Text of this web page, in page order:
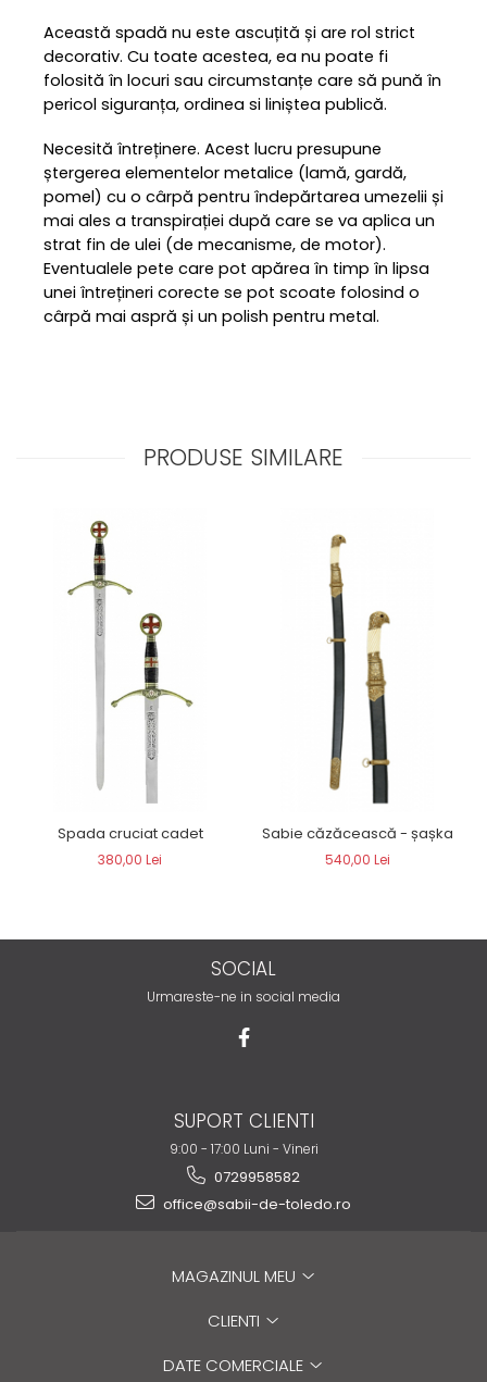
Această spadă nu este ascuțită și are rol strict
decorativ. Cu toate acestea, ea nu poate fi
folosită în locuri sau circumstanțe care să pună în
pericol siguranța, ordinea si liniștea publică.
Necesită întreținere. Acest lucru presupune
ștergerea elementelor metalice (lamă, gardă,
pomel) cu o cârpă pentru îndepărtarea umezelii și
mai ales a transpirației după care se va aplica un
strat fin de ulei (de mecanisme, de motor).
Eventualele pete care pot apărea în timp în lipsa
unei întrețineri corecte se pot scoate folosind o
cârpă mai aspră și un polish pentru metal.
PRODUSE SIMILARE
Spada cruciat cadet
380,00 Lei
Sabie căzăcească - șașka
540,00 Lei
SOCIAL
Urmareste-ne in social media
SUPORT CLIENTI
9:00 - 17:00 Luni - Vineri
0729958582
office@sabii-de-toledo.ro
MAGAZINUL MEU
CLIENTI
DATE COMERCIALE